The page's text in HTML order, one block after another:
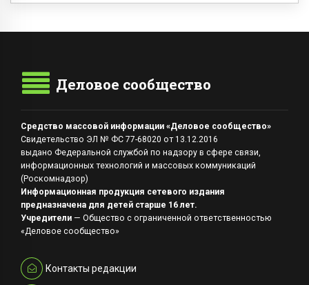
Деловое сообщество
Средство массовой информации «Деловое сообщество»
Свидетельство ЭЛ № ФС 77-68020 от 13.12.2016
выдано Федеральной службой по надзору в сфере связи,
информационных технологий и массовых коммуникаций
(Роскомнадзор)
Информационная продукция сетевого издания
предназначена для детей старше 16 лет.
Учредители — Общество с ограниченной ответственностью
«Деловое сообщество»
Контакты редакции